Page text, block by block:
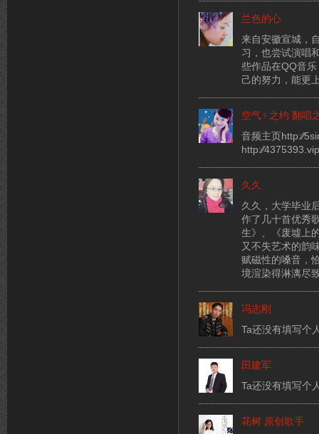
兰色的心
来自安徽宣城，
习，也尝试演唱
些作品在QQ音
己的努力，能更
空气♀之约 翻唱
音频主页
久久
久久，大学毕业
作了几十首优秀
生》、《废墟上
又不失艺术的韵
赋磁性的嗓音，
境渲染得淋漓尽
冯志刚
Ta还没有填写个
田建军
Ta还没有填写个
花树 原创歌手